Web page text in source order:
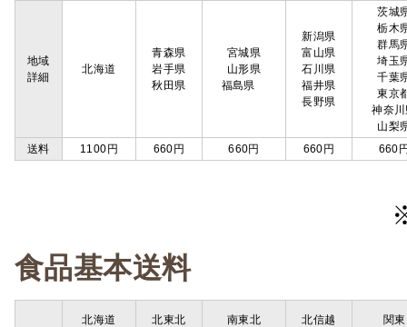
地域
詳細
北海道
青森県
岩手県
秋田県
宮城県
山形県
福島県
新潟県
富山県
石川県
福井県
長野県
茨城
栃木
群馬
埼玉
千葉
東京
神奈
山梨
送料
1100円 660円 660円 660円 660
食品基本送料
北海道 北東北 南東北 北信越 関東